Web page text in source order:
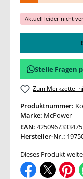
Aktuell leider nicht
Stelle Fragen
Zum Merkzettel
Produktnummer:
Marke: McPower
EAN: 4250967333475
Hersteller-Nr.:
Dieses Produkt